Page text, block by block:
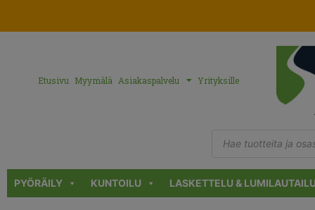
Etusivu Myymälä Asiakaspalvelu Yrityksille
PYÖRÄILY KUNTOILU LASKETTELU &